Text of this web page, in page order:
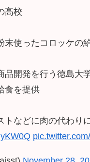
高校
末使ったコロッケの
品開発を行う徳島大
食を提供
トなどに肉の代わり